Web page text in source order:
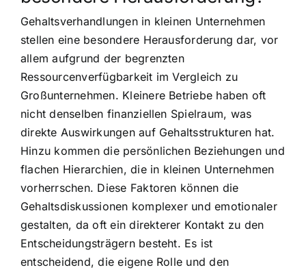
Gehaltsverhandlungen in kleinen Unternehmen
stellen eine besondere Herausforderung dar, vor
allem aufgrund der begrenzten
Ressourcenverfügbarkeit im Vergleich zu
Großunternehmen. Kleinere Betriebe haben oft
nicht denselben finanziellen Spielraum, was
direkte Auswirkungen auf Gehaltsstrukturen hat.
Hinzu kommen die persönlichen Beziehungen und
flachen Hierarchien, die in kleinen Unternehmen
vorherrschen. Diese Faktoren können die
Gehaltsdiskussionen komplexer und emotionaler
gestalten, da oft ein direkterer Kontakt zu den
Entscheidungsträgern besteht. Es ist
entscheidend, die eigene Rolle und den